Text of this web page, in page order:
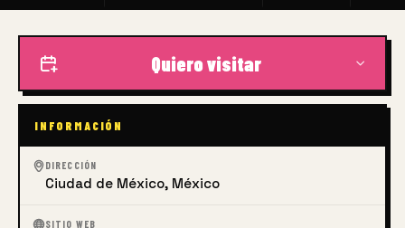
Quiero visitar
INFORMACIÓN
DIRECCIÓN
Ciudad de México, México
SITIO WEB